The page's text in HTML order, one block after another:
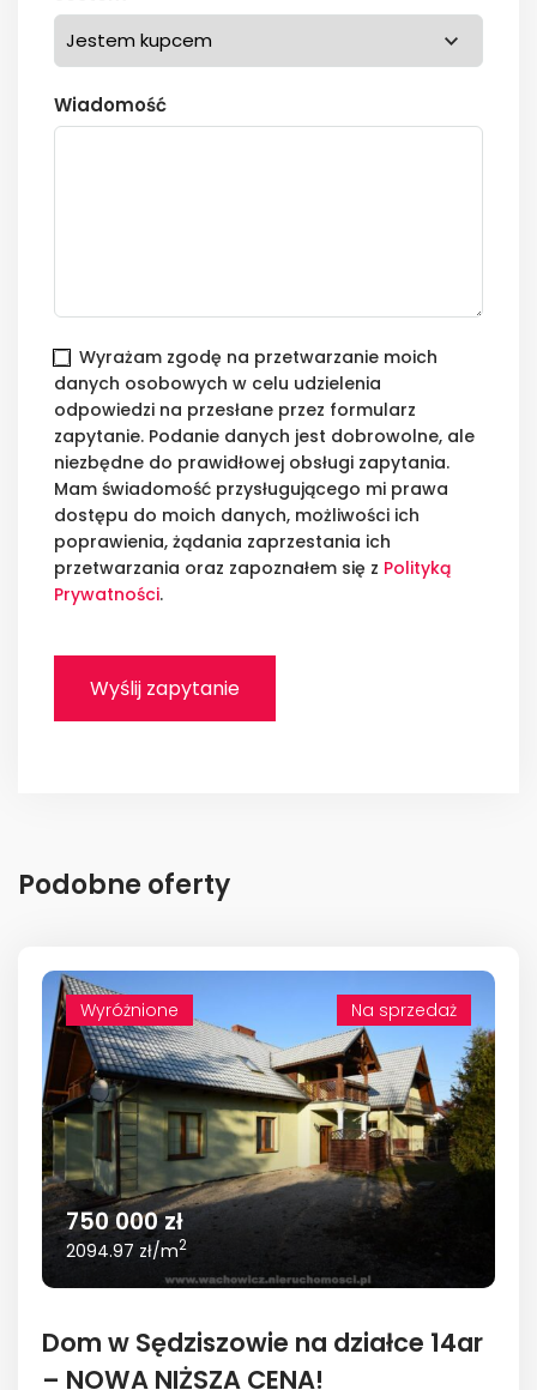
Wiadomość
Wyrażam zgodę na przetwarzanie moich
danych osobowych w celu udzielenia
odpowiedzi na przesłane przez formularz
zapytanie. Podanie danych jest dobrowolne, ale
niezbędne do prawidłowej obsługi zapytania.
Mam świadomość przysługującego mi prawa
dostępu do moich danych, możliwości ich
poprawienia, żądania zaprzestania ich
przetwarzania oraz zapoznałem się z Polityką
Prywatności.
Podobne oferty
Wyróżnione
Wyróżnione Na sprzedaż
750 000 zł
2094.97 zł/m2
Dom w Sędziszowie na działce 14ar
– NOWA NIŻSZA CENA!